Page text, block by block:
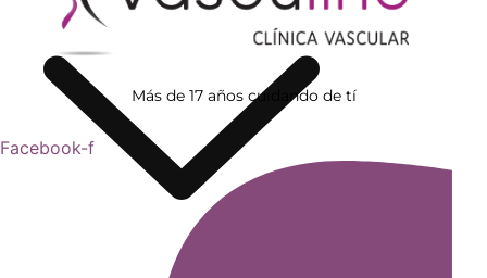
Más de 17 años cuidando de tí
Facebook-f